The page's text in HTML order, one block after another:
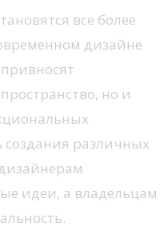
все более
дизайне
но и
различных
идеи, а владельцам